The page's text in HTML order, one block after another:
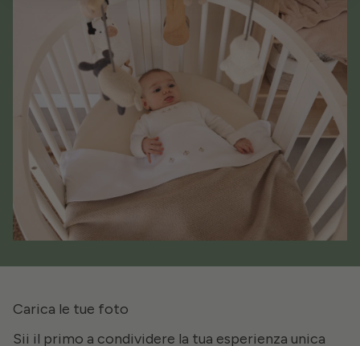
Carica le tue foto
Sii il primo a condividere la tua esperienza unica